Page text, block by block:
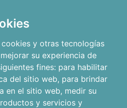
y otras tecnologías
su experiencia de
fines: para habilitar
del sitio web, para brindar
en el sitio web, medir su
y servicios y